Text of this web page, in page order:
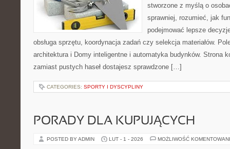
stworzone z myślą o
sprawniej, rozumieć, jak
podejmować lepsze
obsługa sprzętu, koordynacja zadań czy selekcja materiałów.
architektura i Domy inteligentne i automatyka budynków. Strona
zamiast pustych haseł dostajesz sprawdzone […]
CATEGORIES: SPORTY I DYSCYPLINY
PORADY DLA KUPUJĄCYCH
POSTED BY ADMIN LUT - 1 - 2026 MOŻLIWOŚĆ